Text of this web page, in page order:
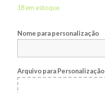
18 em estoque
Nome para personalização
Arquivo para Personalização